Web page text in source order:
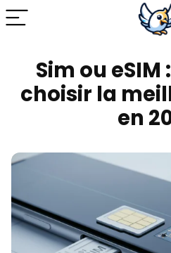
Sim ou
choisir la
en